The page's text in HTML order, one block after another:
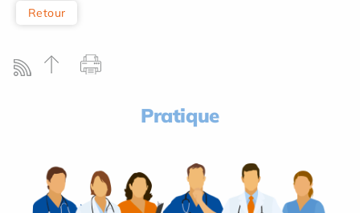
Retour
Pratique